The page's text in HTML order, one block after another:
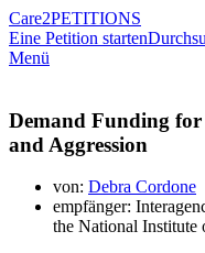
Care2PETITIONS
Eine Petition starten
Menü
Demand Funding
and Aggression
von: Debra Cordone
empfänger:
the National Institute